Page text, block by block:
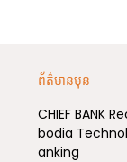
ព័ត៌មានមុន
CHIEF BANK
bodia
anking